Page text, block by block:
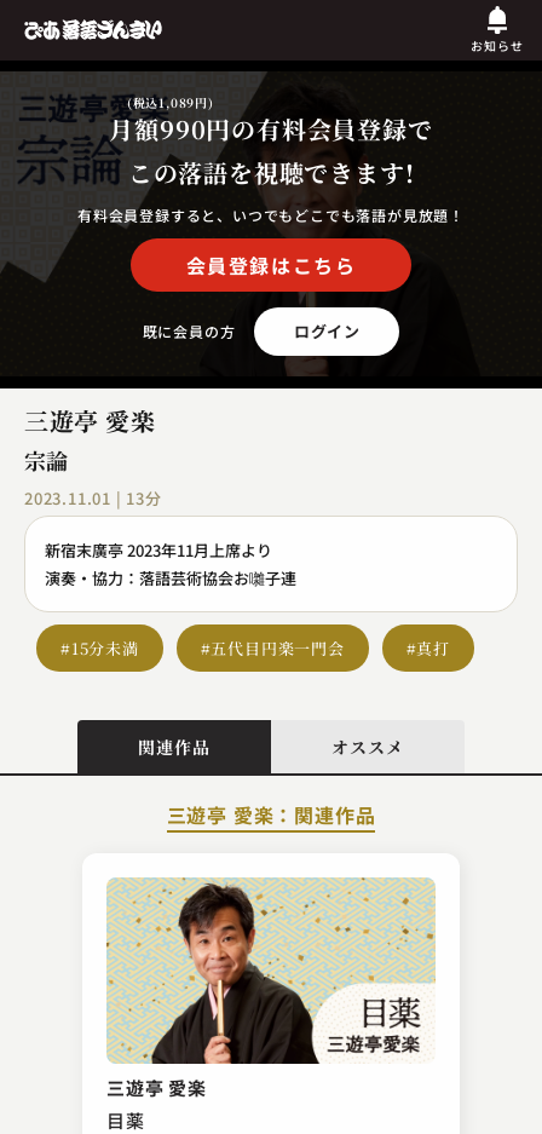
お知らせ
月額990円
(税込1,089円)
の有料会員登録で
この落語を視聴できます!
有料会員登録すると、いつでもどこでも落語が見放題！
会員登録はこちら
既に会員の方 ログイン
三遊亭 愛楽
宗論
2023.11.01 | 13分
新宿末廣亭 2023年11月上席より
演奏・協力：落語芸術協会お囃子連
#15分未満 #五代目円楽一門会 #真打
関連作品 オススメ
三遊亭 愛楽：関連作品
三遊亭 愛楽
目薬
金原亭 伯楽
猫の皿
2023.09.19 | 9分